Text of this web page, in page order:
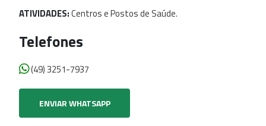
ATIVIDADES:CentrosePostosde Saúde.
Telefones
(49) 3251-7937
ENVIAR WHATSAPP